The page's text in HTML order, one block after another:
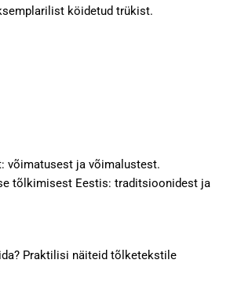
köidetud trükist.
võimatusest ja võimalustest.
tõlkimisest Eestis: traditsioonidest ja
Praktilisi näiteid tõlketekstile